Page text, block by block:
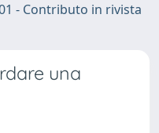
- Contributo in rivista
una